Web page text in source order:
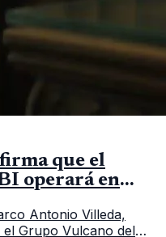
que el
operará en
Antonio Villeda,
Grupo Vulcano del